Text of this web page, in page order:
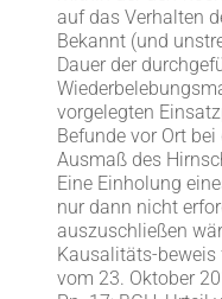
auf das Verhalten
Bekannt (und
Dauer der
vorgelegten
Befunde vor Ort
Ausmaß des
Eine Einholung
nur dann nicht
auszuschließen
Kausalitäts-beweis
vom 23. Oktober